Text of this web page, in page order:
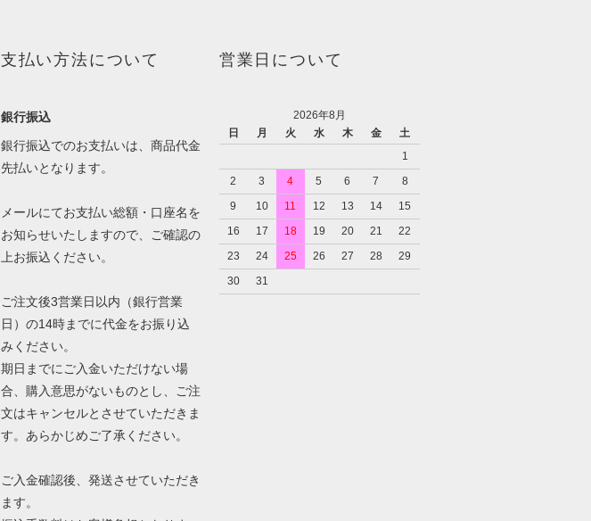
支払い方法について
銀行振込
銀行振込でのお支払いは、商品代金
先払いとなります。
メールにてお支払い総額・口座名を
お知らせいたしますので、ご確認の
上お振込ください。
ご注文後3営業日以内（銀行営業
日）の14時までに代金をお振り込
みください。
期日までにご入金いただけない場
合、購入意思がないものとし、ご注
文はキャンセルとさせていただきま
す。あらかじめご了承ください。
ご入金確認後、発送させていただき
ます。
営業日について
2026年8月
日
月 火 水 木 金
土
1
2
3 4 5 6 7
8
9
10 11 12 13 14
15
16
17 18 19 20 21
22
23
24 25 26 27 28
29
30
31